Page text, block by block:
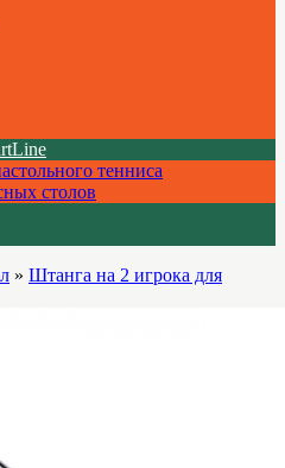
тенниса
столов
» Штанга на 2 игрока для